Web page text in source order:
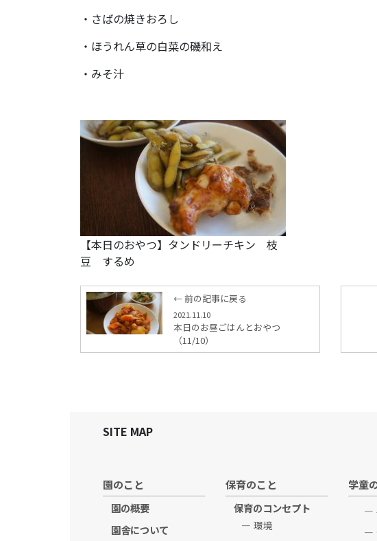
・さばの焼きおろし
・ほうれん草の白菜の磯和え
・みそ汁
【本日のおやつ】タンドリーチキン 枝
豆 するめ
← 前の記事に戻る
2021.11.10
本日のお昼ごはんとおやつ
（11/10）
SITE MAP
園のこと
園の概要
園舎について
保育のこと
保育のコンセプト
環境
学童